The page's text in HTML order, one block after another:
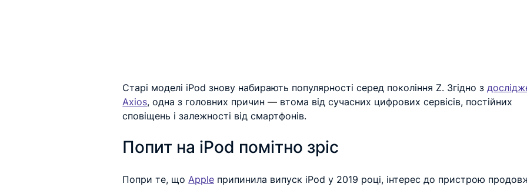
Старі моделі iPod знову набирають популярності серед покоління Z. Згідно з
Axios, одна з головних причин — втома від сучасних цифрових сервісів, постійних
сповіщень і залежності від смартфонів.
Попит на iPod помітно зріс
Попри те, що Apple припинила випуск iPod у 2019 році, інтерес до пристрою